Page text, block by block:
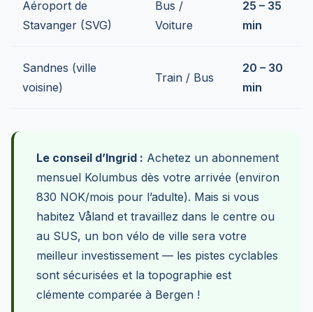
Aéroport de
Stavanger (SVG)
Bus /
Voiture
25 – 35
min
Sandnes (ville
voisine)
Train / Bus
20 – 30
min
Le conseil d’Ingrid : Achetez un abonnement
mensuel Kolumbus dès votre arrivée (environ
830 NOK/mois pour l’adulte). Mais si vous
habitez Våland et travaillez dans le centre ou
au SUS, un bon vélo de ville sera votre
meilleur investissement — les pistes cyclables
sont sécurisées et la topographie est
clémente comparée à Bergen !